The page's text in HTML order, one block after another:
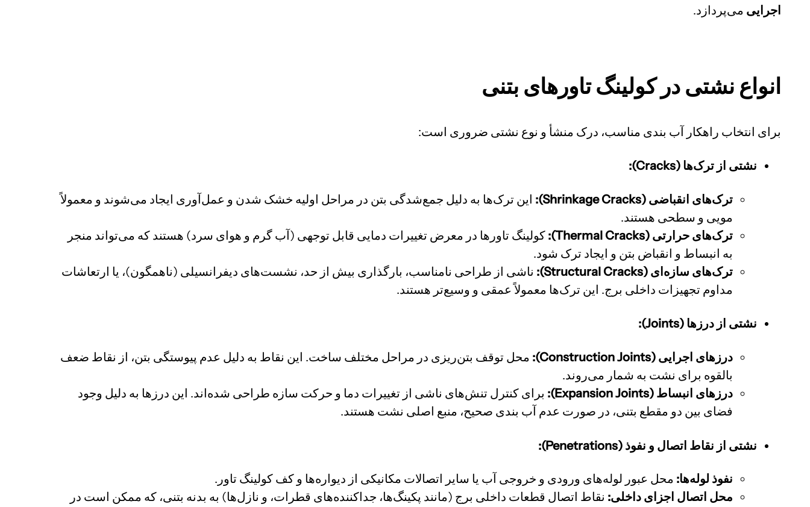
اجرایی می‌پردازد.
انواع نشتی در کولینگ تاورهای بتنی
برای انتخاب راهکار آب بندی مناسب، درک منشأ و نوع نشتی ضروری است:
نشتی از ترک‌ها (Cracks):
ترک‌های انقباضی (Shrinkage Cracks):
این ترک‌ها به دلیل جمع‌شدگی بتن در مراحل اولیه خشک شدن و عمل‌آوری ایجاد می‌شوند و معمولاً
مویی و سطحی هستند.
ترک‌های حرارتی (Thermal Cracks):
کولینگ تاورها در معرض تغییرات دمایی قابل توجهی (آب گرم و هوای سرد) هستند که می‌تواند منجر
به انبساط و انقباض بتن و ایجاد ترک شود.
ترک‌های سازه‌ای (Structural Cracks):
ناشی از طراحی نامناسب، بارگذاری بیش از حد، نشست‌های دیفرانسیلی (ناهمگون)، یا ارتعاشات
مداوم تجهیزات داخلی برج. این ترک‌ها معمولاً عمقی و وسیع‌تر هستند.
نشتی از درزها (Joints):
درزهای اجرایی (Construction Joints):
محل توقف بتن‌ریزی در مراحل مختلف ساخت. این نقاط به دلیل عدم پیوستگی بتن، از نقاط ضعف
بالقوه برای نشت به شمار می‌روند.
درزهای انبساط (Expansion Joints):
برای کنترل تنش‌های ناشی از تغییرات دما و حرکت سازه طراحی شده‌اند. این درزها به دلیل وجود
فضای بین دو مقطع بتنی، در صورت عدم آب بندی صحیح، منبع اصلی نشت هستند.
نشتی از نقاط اتصال و نفوذ (Penetrations):
نفوذ لوله‌ها: محل عبور لوله‌های ورودی و خروجی آب یا سایر اتصالات مکانیکی از دیواره‌ها و کف کولینگ تاور.
محل اتصال اجزای داخلی: نقاط اتصال قطعات داخلی برج (مانند پکینگ‌ها، جداکننده‌های قطرات، و نازل‌ها) به بدنه بتنی، که ممکن است در